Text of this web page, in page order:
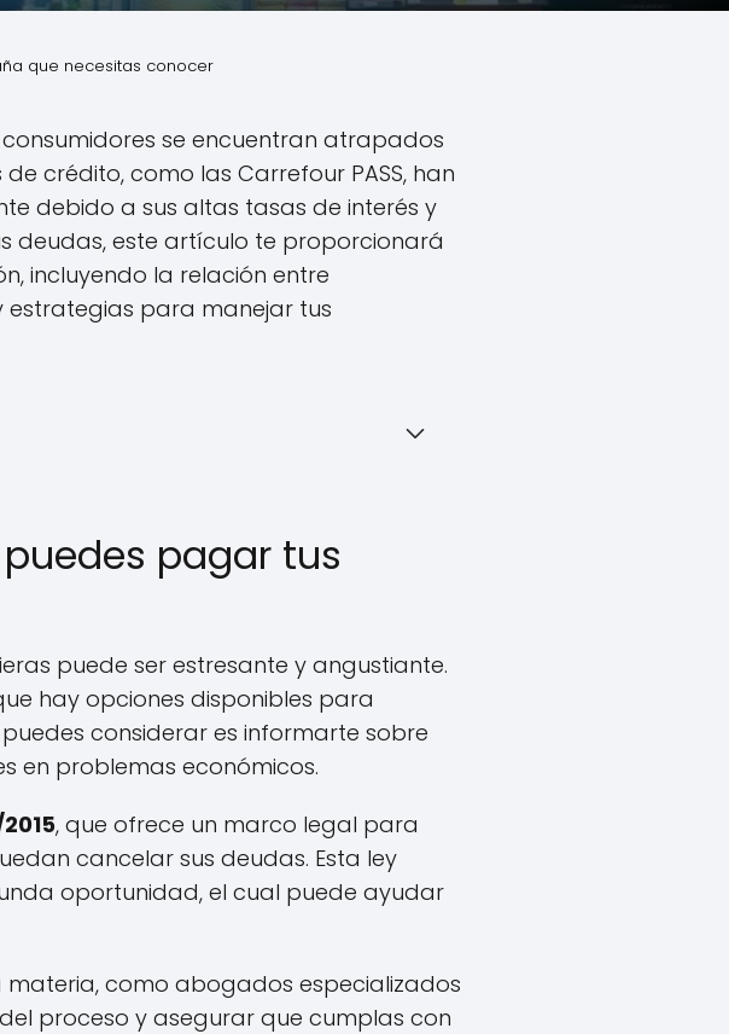
que necesitas conocer
se encuentran atrapados
crédito, como las Carrefour PASS, han
debido a sus altas tasas de interés y
deudas, este artículo te proporcionará
incluyendo la relación entre
estrategias para manejar tus
pagar tus
puede ser estresante y angustiante.
hay opciones disponibles para
considerar es informarte sobre
en problemas económicos.
, que ofrece un marco legal para
cancelar sus deudas. Esta ley
oportunidad, el cual puede ayudar
materia, como abogados especializados
proceso y asegurar que cumplas con